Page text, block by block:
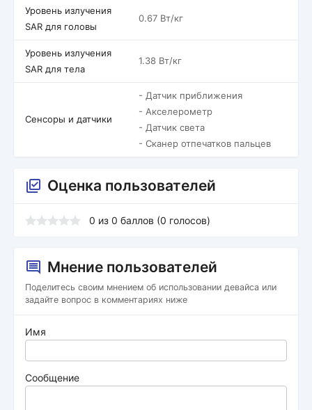
Уровень излучения
SAR для головы
0.67 Вт/кг
Уровень излучения
SAR для тела
1.38 Вт/кг
Сенсоры и датчики
- Датчик приближения
- Акселерометр
- Датчик света
- Сканер отпечатков пальцев
Оценка пользователей
0 из 0 баллов (0 голосов)
Мнение пользователей
Поделитесь своим мнением об использовании девайса или
задайте вопрос в комментариях ниже
Имя
Сообщение